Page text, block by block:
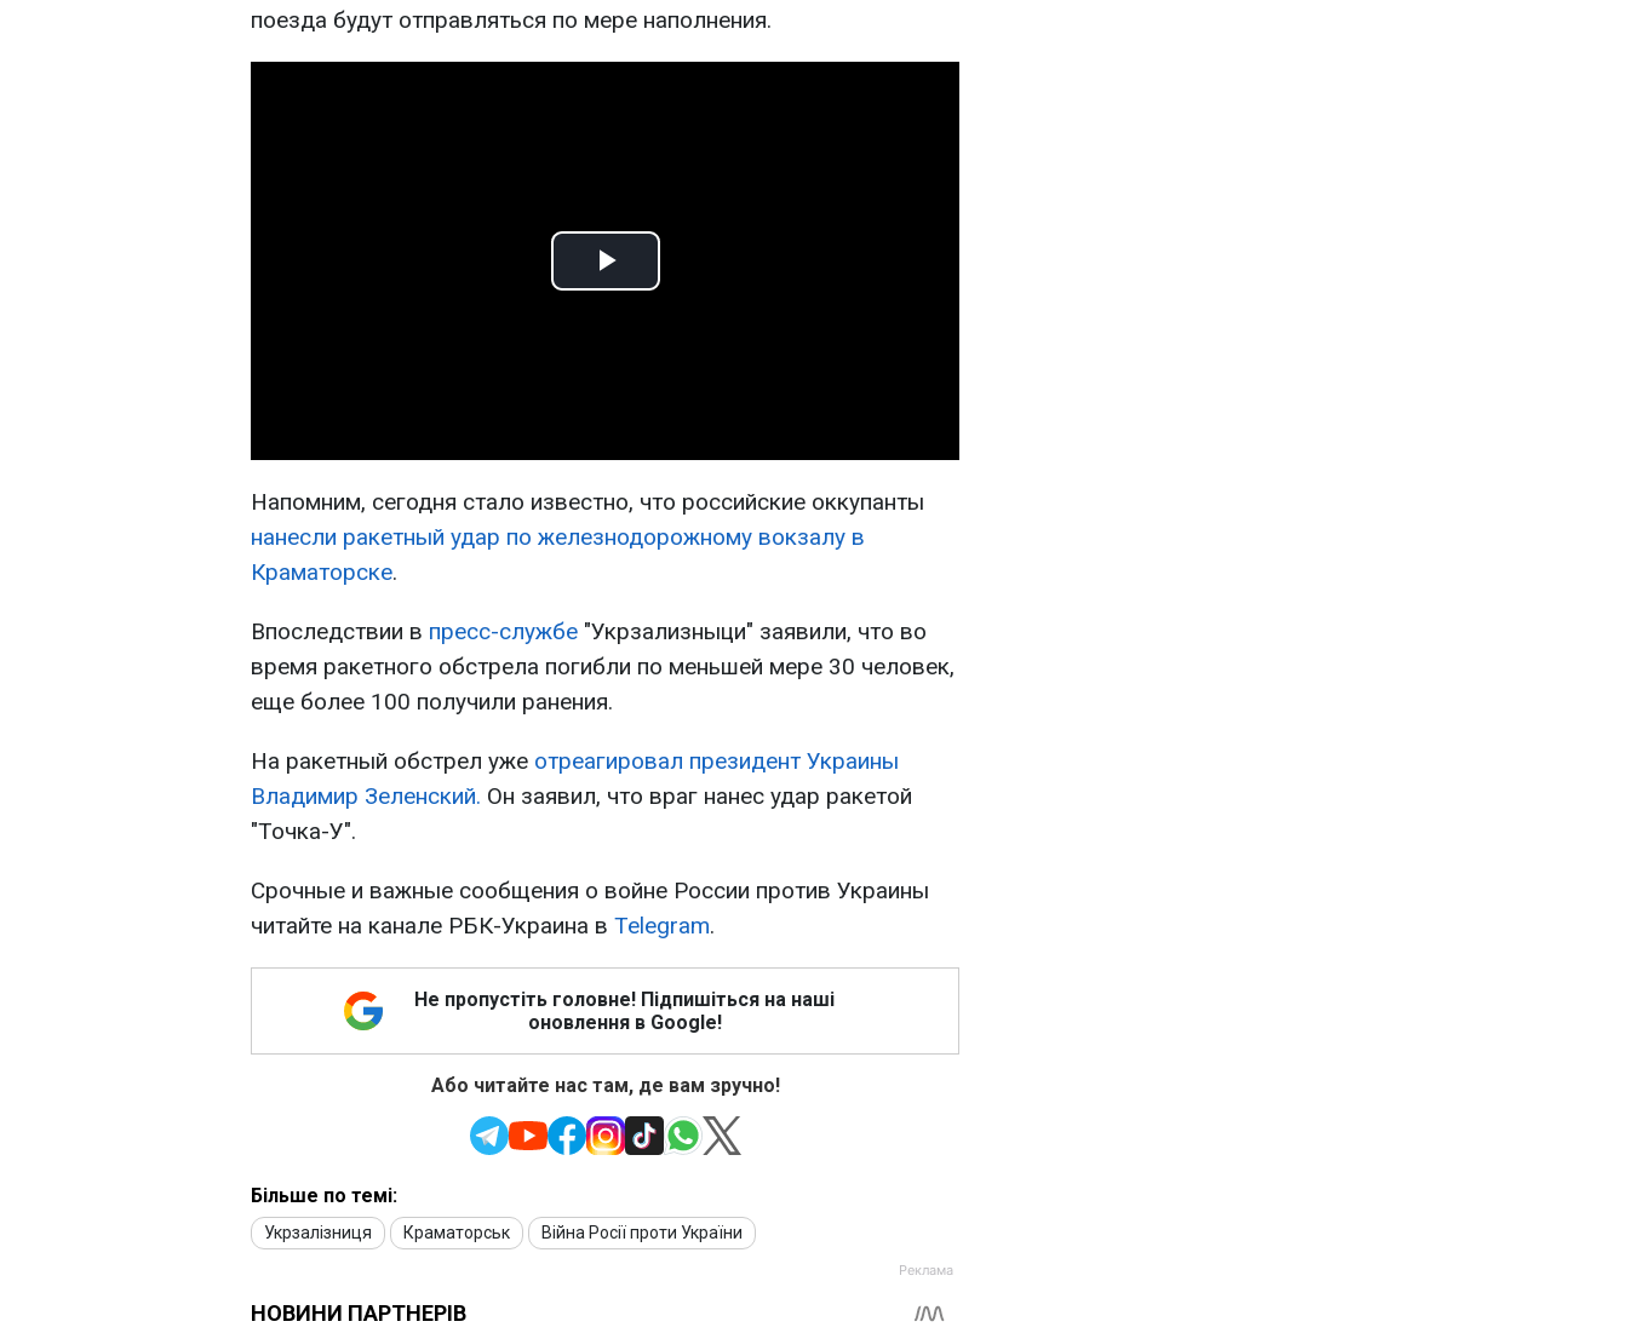
поезда будут отправляться по мере наполнения.
Play
Напомним, сегодня стало известно, что российские оккупанты
нанесли ракетный удар по железнодорожному вокзалу в
Краматорске.
Впоследствии в пресс-службе "Укрзализныци" заявили, что во
время ракетного обстрела погибли по меньшей мере 30 человек,
еще более 100 получили ранения.
На ракетный обстрел уже отреагировал президент Украины
Владимир Зеленский. Он заявил, что враг нанес удар ракетой
"Точка-У".
Срочные и важные сообщения о войне России против Украины
читайте на канале РБК-Украина в Telegram.
Не пропустіть головне! Підпишіться на наші
оновлення в Google!
Або читайте нас там, де вам зручно!
Більше по темі:
Укрзалізниця Краматорськ Війна Росії проти України